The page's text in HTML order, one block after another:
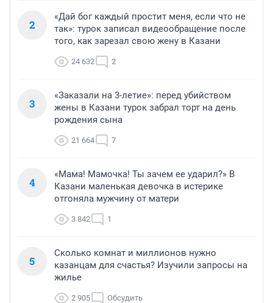
2
«Дай бог каждый простит меня, если что не
так»: турок записал видеообращение после
того, как зарезал свою жену в Казани
24 632 2
3
«Заказали на 3-летие»: перед убийством
жены в Казани турок забрал торт на день
рождения сына
21 664 7
4
«Мама! Мамочка! Ты зачем ее ударил?» В
Казани маленькая девочка в истерике
отгоняла мужчину от матери
3 842 1
5
Сколько комнат и миллионов нужно
казанцам для счастья? Изучили запросы на
жилье
2 905 Обсудить